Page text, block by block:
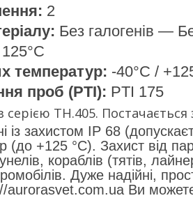
2
Без галогенів —
температур: -40°C /
проб (PTI): PTI 175
серією TH.405.
із захистом IP 68
(до +125 °C). Захист від
кораблів (тятів,
Дуже надійні,
Ви можете